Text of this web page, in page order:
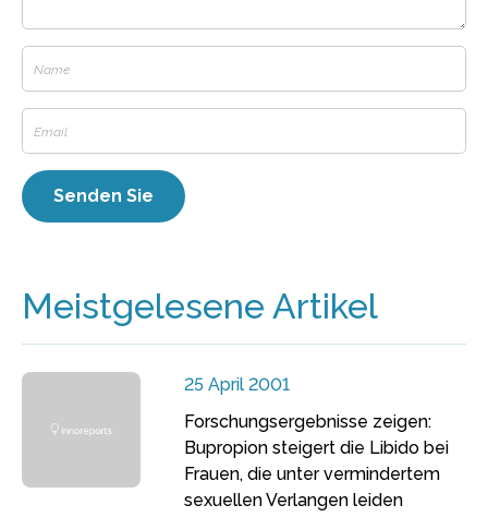
Meistgelesene Artikel
25 April 2001
Forschungsergebnisse zeigen:
Bupropion steigert die Libido bei
Frauen, die unter vermindertem
sexuellen Verlangen leiden